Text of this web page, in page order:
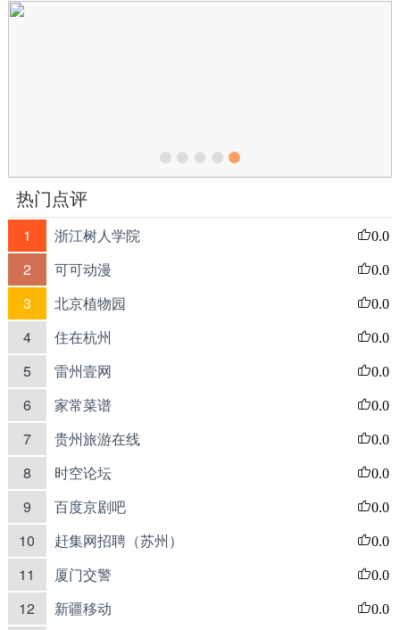
热门点评
1 浙江树人学院 0.0
2 可可动漫 0.0
3 北京植物园 0.0
4 住在杭州 0.0
5 雷州壹网 0.0
6 家常菜谱 0.0
7 贵州旅游在线 0.0
8 时空论坛 0.0
9 百度京剧吧 0.0
10 赶集网招聘（苏州） 0.0
11 厦门交警 0.0
12 新疆移动 0.0